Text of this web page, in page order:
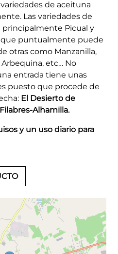
de aceituna
Las variedades de
principalmente Picual y
puntualmente puede
otras como Manzanilla,
etc… No
entrada tiene unas
puesto que procede de
El Desierto de
Alhamilla.
y un uso diario para